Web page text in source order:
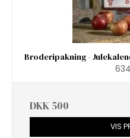
Broderipakning -
DKK 500
VIS